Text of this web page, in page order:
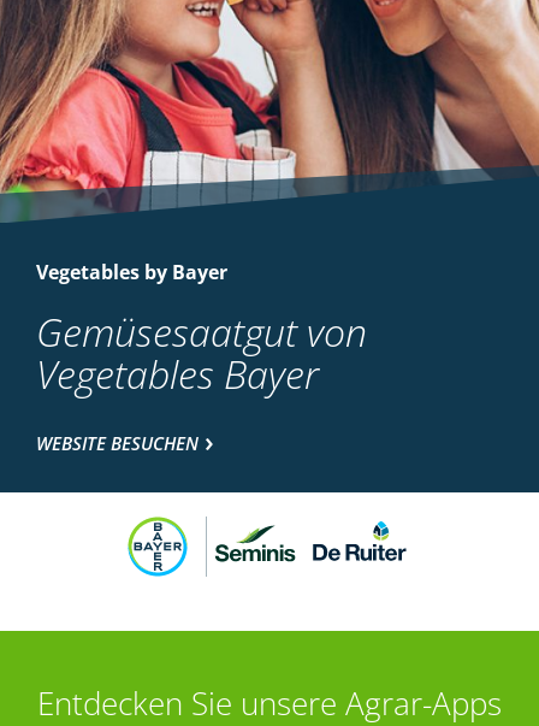
Vegetables by Bayer
Gemüsesaatgut von
Vegetables Bayer
WEBSITE BESUCHEN
Entdecken Sie unsere Agrar-Apps